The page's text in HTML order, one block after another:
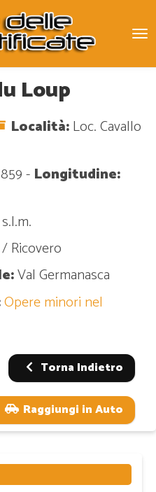
Loup
Località:Loc. Cavallo
- Longitudine:
Ricovero
Val Germanasca
Opere minori nel
Torna Indietro
Raggiungi in Auto